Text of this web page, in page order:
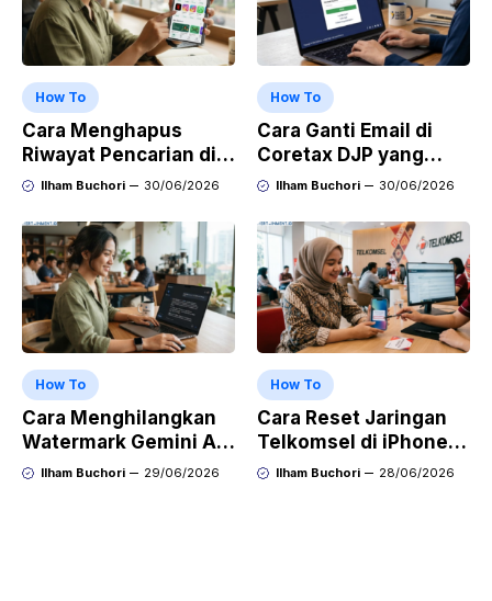
How To
Cara Menghapus
Riwayat Pencarian di
Play Store di HP
OPPO, dan Vivo
Ilham Buchori 30/06/2026
How To
Cara Ganti Email di
Coretax DJP yang
Sudah Tidak Aktif
Ilham Buchori 30/06/2026
How To
Cara Menghilangkan
Watermark Gemini AI
dengan Mudah Hasil
Ilham Buchori 29/06/2026
How To
Cara Reset Jaringan
Telkomsel di iPhone
agar Koneksi Stabil
Ilham Buchori 28/06/2026